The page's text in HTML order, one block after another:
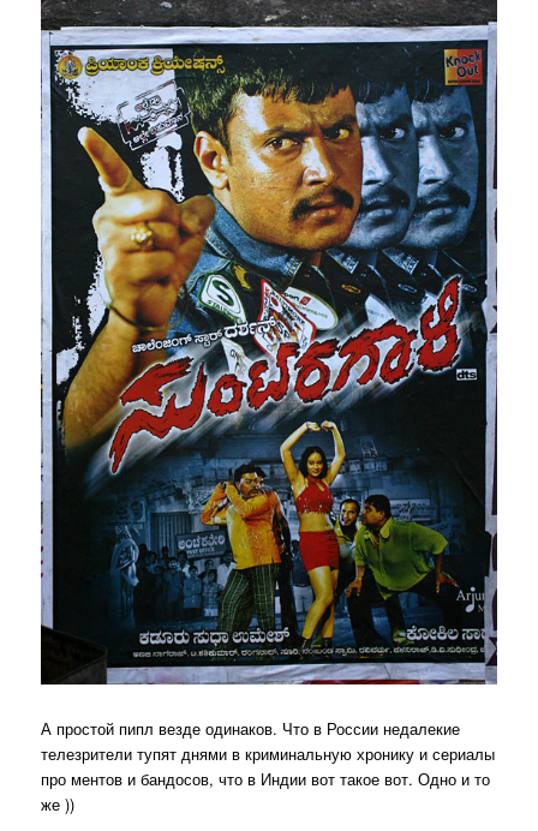
А простой пипл везде одинаков. Что в России недалекие
телезрители тупят днями в криминальную хронику и сериалы
про ментов и бандосов, что в Индии вот такое вот. Одно и то
же ))